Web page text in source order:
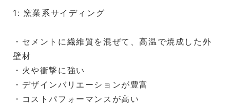
1: 窯業系サイディング
・セメントに繊維質を混ぜて、高温で焼成した外
壁材
・火や衝撃に強い
・デザインバリエーションが豊富
・コストパフォーマンスが高い